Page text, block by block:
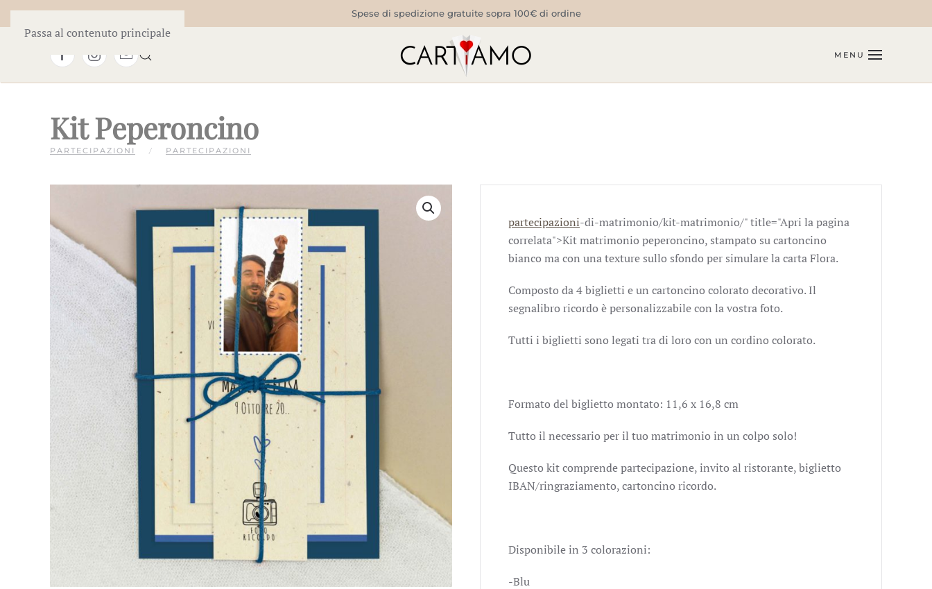
Passa al contenuto principale
Spese di spedizione gratuite sopra 100€ di ordine
MENU
Kit Peperoncino
PARTECIPAZIONI PARTECIPAZIONI
partecipazioni-di-matrimonio/kit-matrimonio/" title="Apri la pagina
correlata">Kit matrimonio peperoncino, stampato su cartoncino
bianco ma con una texture sullo sfondo per simulare la carta Flora.
Composto da 4 biglietti e un cartoncino colorato decorativo. Il
segnalibro ricordo è personalizzabile con la vostra foto.
Tutti i biglietti sono legati tra di loro con un cordino colorato.
Formato del biglietto montato: 11,6 x 16,8 cm
Tutto il necessario per il tuo matrimonio in un colpo solo!
Questo kit comprende partecipazione, invito al ristorante, biglietto
IBAN/ringraziamento, cartoncino ricordo.
Disponibile in 3 colorazioni:
-Blu